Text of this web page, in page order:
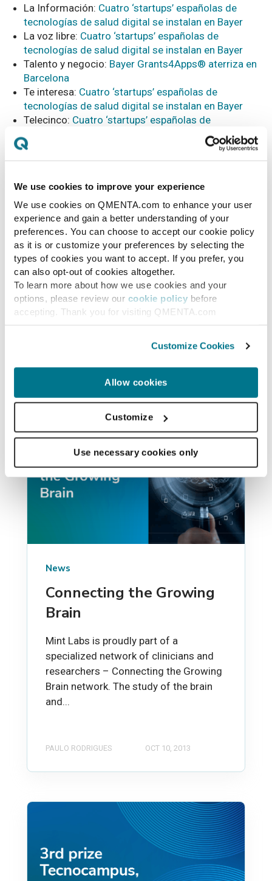
We use cookies to improve your experience
We use cookies on QMENTA.com to enhance your user
experience and gain a better understanding of your
preferences. You can choose to accept our cookie policy
as it is or customize your preferences by selecting the
types of cookies you want to accept. If you prefer, you
can also opt-out of cookies altogether.
To learn more about how we use cookies and your
options, please review our cookie policy before
accepting. Thank you for visiting QMENTA.com
Customize Cookies
Allow cookies
Customize
Use necessary cookies only
La Información: Cuatro ‘startups’ españolas de
tecnologías de salud digital se instalan en Bayer
La voz libre: Cuatro ‘startups’ españolas de
tecnologías de salud digital se instalan en Bayer
Talento y negocio: Bayer Grants4Apps® aterriza en
Barcelona
Te interesa: Cuatro ‘startups’ españolas de
tecnologías de salud digital se instalan en Bayer
Telecinco: Cuatro ‘startups’ españolas de
tecnologías de salud digital se instalan en Bayer
Yahoo:
Cuatro ‘startups’ españolas de tecnologías
de salud digital se instalan en Bayer
News
Connecting the Growing
Brain
Mint Labs is proudly part of a
specialized network of clinicians and
researchers – Connecting the Growing
Brain network. The study of the brain
and...
PAULO RODRIGUES OCT 10, 2013